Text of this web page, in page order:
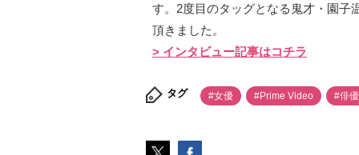
す。2度目のタッグとなる鬼才・園子
頂きました。
> インタビュー記事はコチラ
タグ #女優 #Prime Video #俳